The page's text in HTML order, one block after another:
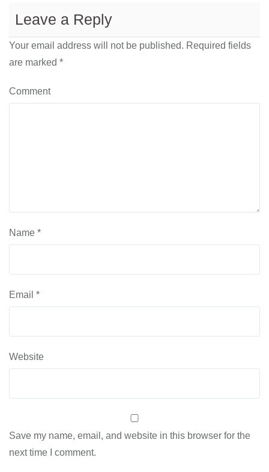
Leave a Reply
Your email address will not be published. Required fields
are marked *
Comment
Name *
Email *
Website
Save my name, email, and website in this browser for the
next time I comment.